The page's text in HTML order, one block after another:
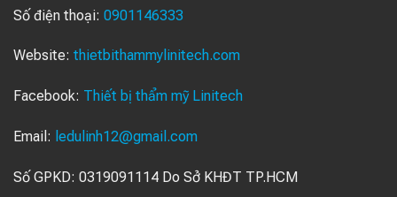
Số điện thoại: 0901146333
Website: thietbithammylinitech.com
Facebook: Thiết bị thẩm mỹ Linitech
Email: ledulinh12@gmail.com
Số GPKD: 0319091114 Do Sở KHĐT TP.HCM